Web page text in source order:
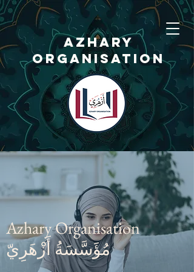
AZHARY
ORGANISATION
Azhary
Organisation
Azhary Organisation
مُؤَسَّسَةُ أَزْهَرِيّ